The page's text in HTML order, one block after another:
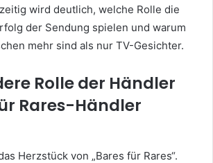
wird deutlich, welche Rolle die
der Sendung spielen und warum
mehr sind als nur TV-Gesichter.
Rolle der Händler
Rares-Händler
Herzstück von „Bares für Rares“.